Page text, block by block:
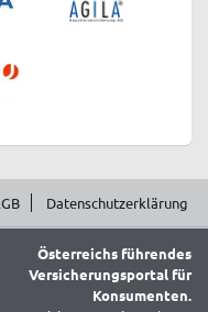
Datenschutzerklärung
Österreichs führendes
Versicherungsportal für
Konsumenten.